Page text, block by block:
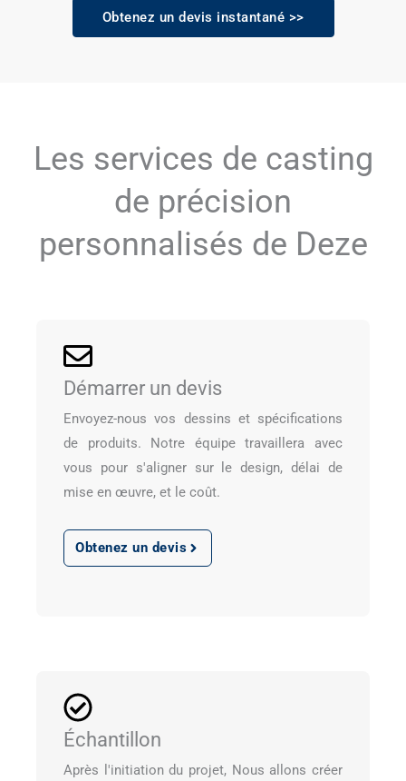
Obtenez un devis instantané >>
Les services de casting
de précision
personnalisés de Deze
Démarrer un devis
Envoyez-nous vos dessins et spécifications
de produits. Notre équipe travaillera avec
vous pour s'aligner sur le design, délai de
mise en œuvre, et le coût.
Obtenez un devis
Échantillon
Après l'initiation du projet, Nous allons créer